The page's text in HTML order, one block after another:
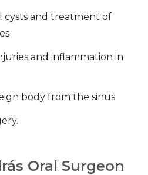
cysts and treatment of
and inflammation in
body from the sinus
Oral Surgeon